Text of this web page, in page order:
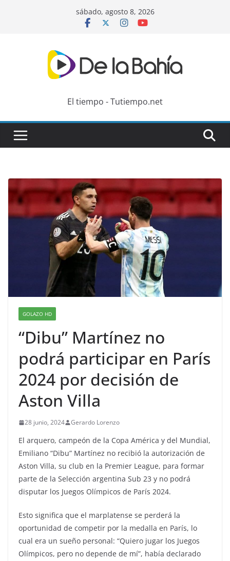
sábado, agosto 8, 2026
El tiempo - Tutiempo.net
GOLAZO HD
“Dibu” Martínez no
podrá participar en París
2024 por decisión de
Aston Villa
28 junio, 2024 Gerardo Lorenzo
El arquero, campeón de la Copa América y del Mundial,
Emiliano “Dibu” Martínez no recibió la autorización de
Aston Villa, su club en la Premier League, para formar
parte de la Selección argentina Sub 23 y no podrá
disputar los Juegos Olímpicos de París 2024.
Esto significa que el marplatense se perderá la
oportunidad de competir por la medalla en París, lo
cual era un sueño personal: “Quiero jugar los Juegos
Olímpicos, pero no depende de mí”, había declarado